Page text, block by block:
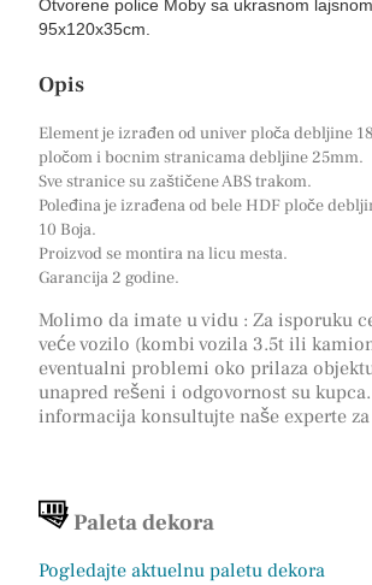
Otvorene police Moby sa ukrasnom
95x120x35cm.
Opis
Element je izrađen od univer ploča debljine
pločom i bocnim stranicama debljine 25mm.
Sve stranice su zaštičene ABS trakom.
Poleđina je izrađena od bele HDF ploče
10 Boja.
Proizvod se montira na licu mesta.
Garancija 2 godine.
Molimo da imate u vidu : Za isporuku
veće vozilo (kombi vozila 3.5t ili
eventualni problemi oko prilaza
unapred rešeni i odgovornost su
informacija konsultujte naše experte
Paleta dekora
Pogledajte aktuelnu paletu dekora